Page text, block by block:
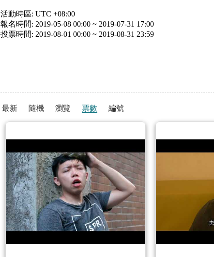
活動時區: UTC +08:00
報名時間: 2019-05-08 00:00 ~ 2019-07-31 17:00
投票時間: 2019-08-01 00:00 ~ 2019-08-31 23:59
最新 隨機 瀏覽 票數 編號